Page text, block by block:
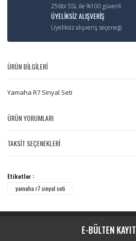
256bi SSL ile %100 güvenli
ÜYELİKSİZ ALIŞVERİŞ
Üyeliksiz alışveriş seçeneği
ÜRÜN BİLGİLERİ
Yamaha R7 Sinyal Seti
ÜRÜN YORUMLARI
TAKSİT SEÇENEKLERİ
Etiketler :
yamaha r7 sinyal seti
E-BÜLTEN KAYIT